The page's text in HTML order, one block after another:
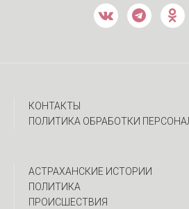
КОНТАКТЫ
ПОЛИТИКА ОБРАБОТКИ
АСТРАХАНСКИЕ ИСТОРИИ
ПОЛИТИКА
ПРОИСШЕСТВИЯ